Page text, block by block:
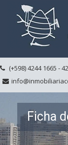
(+598) 4244 1665 -
Ficha